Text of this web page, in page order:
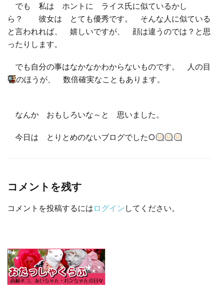
でも 私は ホントに ライス氏に似ているかし
ら？ 彼女は とても優秀です。 そんな人に似ている
と言われれば、 嬉しいですが、 顔は違うのでは？と思
ったりします。
でも自分の事はなかなかわからないものです。 人の目
のほうが、 数倍確実なこともあります。
なんか おもしろいな～と 思いました。
今日は とりとめのないブログでした○
コメントを残す
コメントを投稿するには ログイン してください。